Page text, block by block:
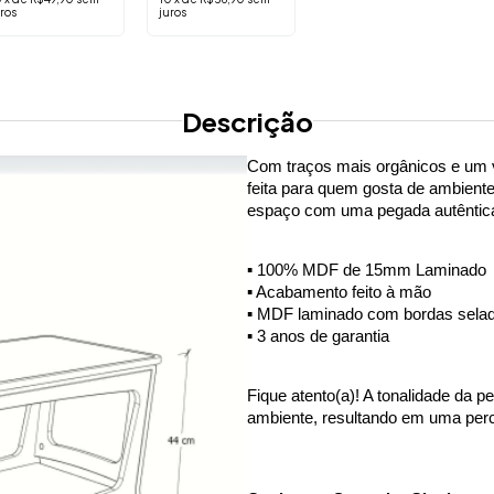
juros
Descrição
Com traços mais orgânicos e um
feita para quem gosta de
espaço com uma pegada
▪️ 100% MDF de 15mm Laminado
▪️ Acabamento feito à mão
▪️ MDF laminado com bordas
▪️ 3 anos de garantia
Fique atento(a)! A tonalidade da
ambiente, resultando em uma